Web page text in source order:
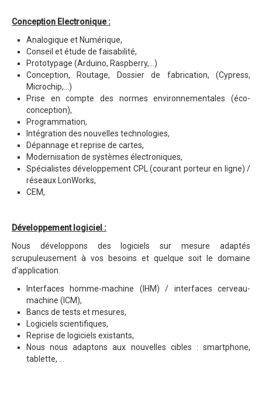
Conception Electronique :
Analogique et Numérique,
Conseil et étude de faisabilité,
Prototypage (Arduino, Raspberry,...)
Conception, Routage, Dossier de fabrication, (Cypress,
Microchip,...)
Prise en compte des normes environnementales (éco-
conception),
Programmation,
Intégration des nouvelles technologies,
Dépannage et reprise de cartes,
Modernisation de systèmes électroniques,
Spécialistes développement CPL (courant porteur en ligne) /
réseaux LonWorks,
CEM,
Développement logiciel :
Nous développons des logiciels sur mesure adaptés
scrupuleusement à vos besoins et quelque soit le domaine
d'application.
Interfaces homme-machine (IHM) / interfaces cerveau-
machine (ICM),
Bancs de tests et mesures,
Logiciels scientifiques,
Reprise de logiciels existants,
Nous nous adaptons aux nouvelles cibles : smartphone,
tablette, …